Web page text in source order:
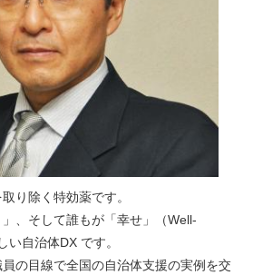
り除く特効薬です。
、そして誰もが「幸せ」（Well-
自治体DX です。
の目線で全国の自治体支援の実例を交